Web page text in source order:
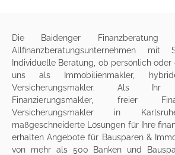
Die Baidenger Finanzberatung
Allfinanzberatungsunternehmen
Individuelle Beratung, ob persönlich
uns als
Immobilienmakler,
Versicherungsmakler. Als Ihr
Finanzierungsmakler, freier
Versicherungsmakler in
maßgeschneiderte Lösungen für Ihre
erhalten Angebote für Bausparen&
von mehr als 500 Banken und